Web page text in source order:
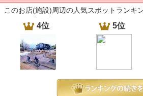
このお店(施設)周辺の人気スポットランキ
4位 5位